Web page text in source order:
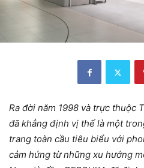
Ra đời năm 1998 và trực thuộc
đã khẳng định vị thế là một
trang toàn cầu tiêu biểu với
cảm hứng từ những xu hướng